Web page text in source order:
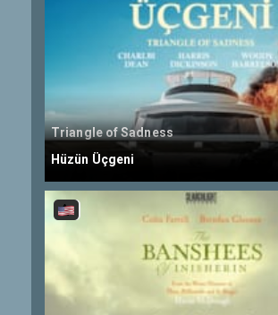
Triangle of Sadness
Hüzün Üçgeni